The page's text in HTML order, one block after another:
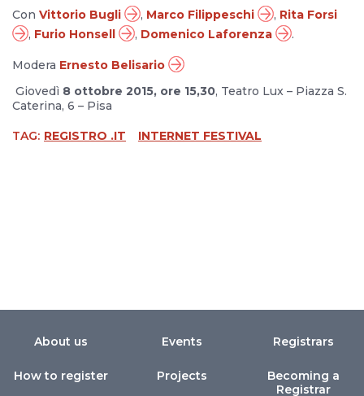
Con Vittorio Bugli , Marco Filippeschi , Rita Forsi
, Furio Honsell , Domenico Laforenza .
Modera Ernesto Belisario
Giovedì 8 ottobre 2015, ore 15,30, Teatro Lux – Piazza S.
Caterina, 6 – Pisa
TAG: REGISTRO .IT INTERNET FESTIVAL
About us
How to register
Events
Projects
Registrars
Becoming a
Registrar